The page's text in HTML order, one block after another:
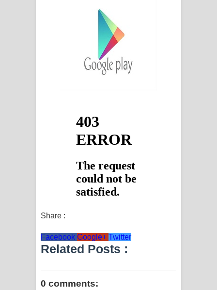
Share :
Facebook Google+ Twitter
Related Posts :
0 comments: